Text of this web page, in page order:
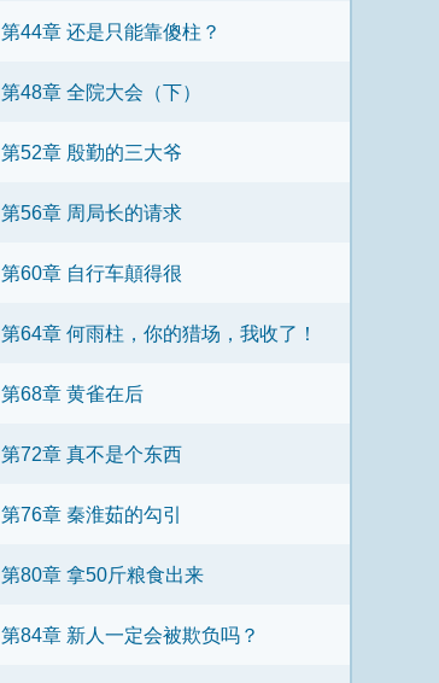
第44章 还是只能靠傻柱？
第48章 全院大会（下）
第52章 殷勤的三大爷
第56章 周局长的请求
第60章 自行车顛得很
第64章 何雨柱，你的猎场，我收了！
第68章 黄雀在后
第72章 真不是个东西
第76章 秦淮茹的勾引
第80章 拿50斤粮食出来
第84章 新人一定会被欺负吗？